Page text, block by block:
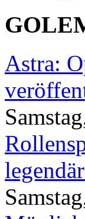
Astra: